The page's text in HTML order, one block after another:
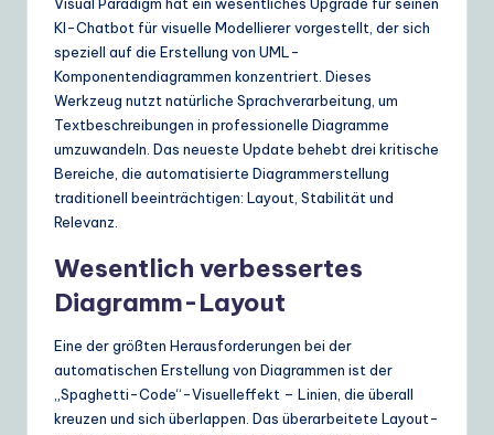
KI-Chatbot für visuelle Modellierer vorgestellt, der sich
speziell auf die Erstellung von UML-
Komponentendiagrammen konzentriert. Dieses
Werkzeug nutzt natürliche Sprachverarbeitung, um
Textbeschreibungen in professionelle Diagramme
umzuwandeln. Das neueste Update behebt drei kritische
Bereiche, die automatisierte Diagrammerstellung
traditionell beeinträchtigen: Layout, Stabilität und
Relevanz.
Wesentlich verbessertes
Diagramm-Layout
Eine der größten Herausforderungen bei der
automatischen Erstellung von Diagrammen ist der
„Spaghetti-Code“-Visuelleffekt – Linien, die überall
kreuzen und sich überlappen. Das überarbeitete Layout-